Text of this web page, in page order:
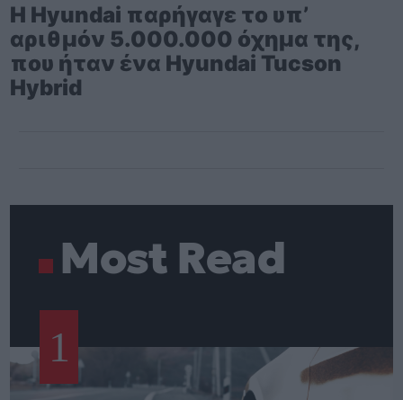
Η Hyundai παρήγαγε το υπ’
αριθμόν 5.000.000 όχημα της,
που ήταν ένα Hyundai Tucson
Hybrid
Most Read
1